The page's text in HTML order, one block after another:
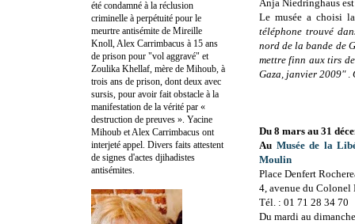
Anja Niedringhaus
Le musée a choisi
téléphone trouvé
nord de la bande de
mettre finn aux tirs
Gaza, janvier 2009" .
Du 8 mars au 31
Au Musée de la
Moulin
Place Denfert
4, avenue du Colonel
Tél. : 01 71 28 34 70
Du mardi au
été condamné à la réclusion
criminelle à perpétuité pour le
meurtre antisémite de Mireille
Knoll, Alex Carrimbacus à 15 ans
de prison pour "vol aggravé" et
Zoulika Khellaf, mère de Mihoub, à
trois ans de prison, dont deux avec
sursis, pour avoir fait obstacle à la
manifestation de la vérité par «
destruction de preuves ». Yacine
Mihoub et Alex Carrimbacus ont
interjeté appel. Divers faits attestent
de signes d'actes djihadistes
antisémites.